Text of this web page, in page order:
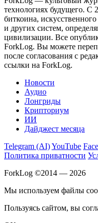
технологиях будущего. С
биткоина,
и других систем,
цивилизации. Все
ForkLog. Вы можете
после согласования с
ссылки на ForkLog.
Новости
Аудио
Лонгриды
Крипториум
ИИ
Дайджест месяца
Telegram (AI)YouTube
Политика приватности
ForkLog ©2014 — 2026
Мы используем файлы
Пользуясь сайтом, вы